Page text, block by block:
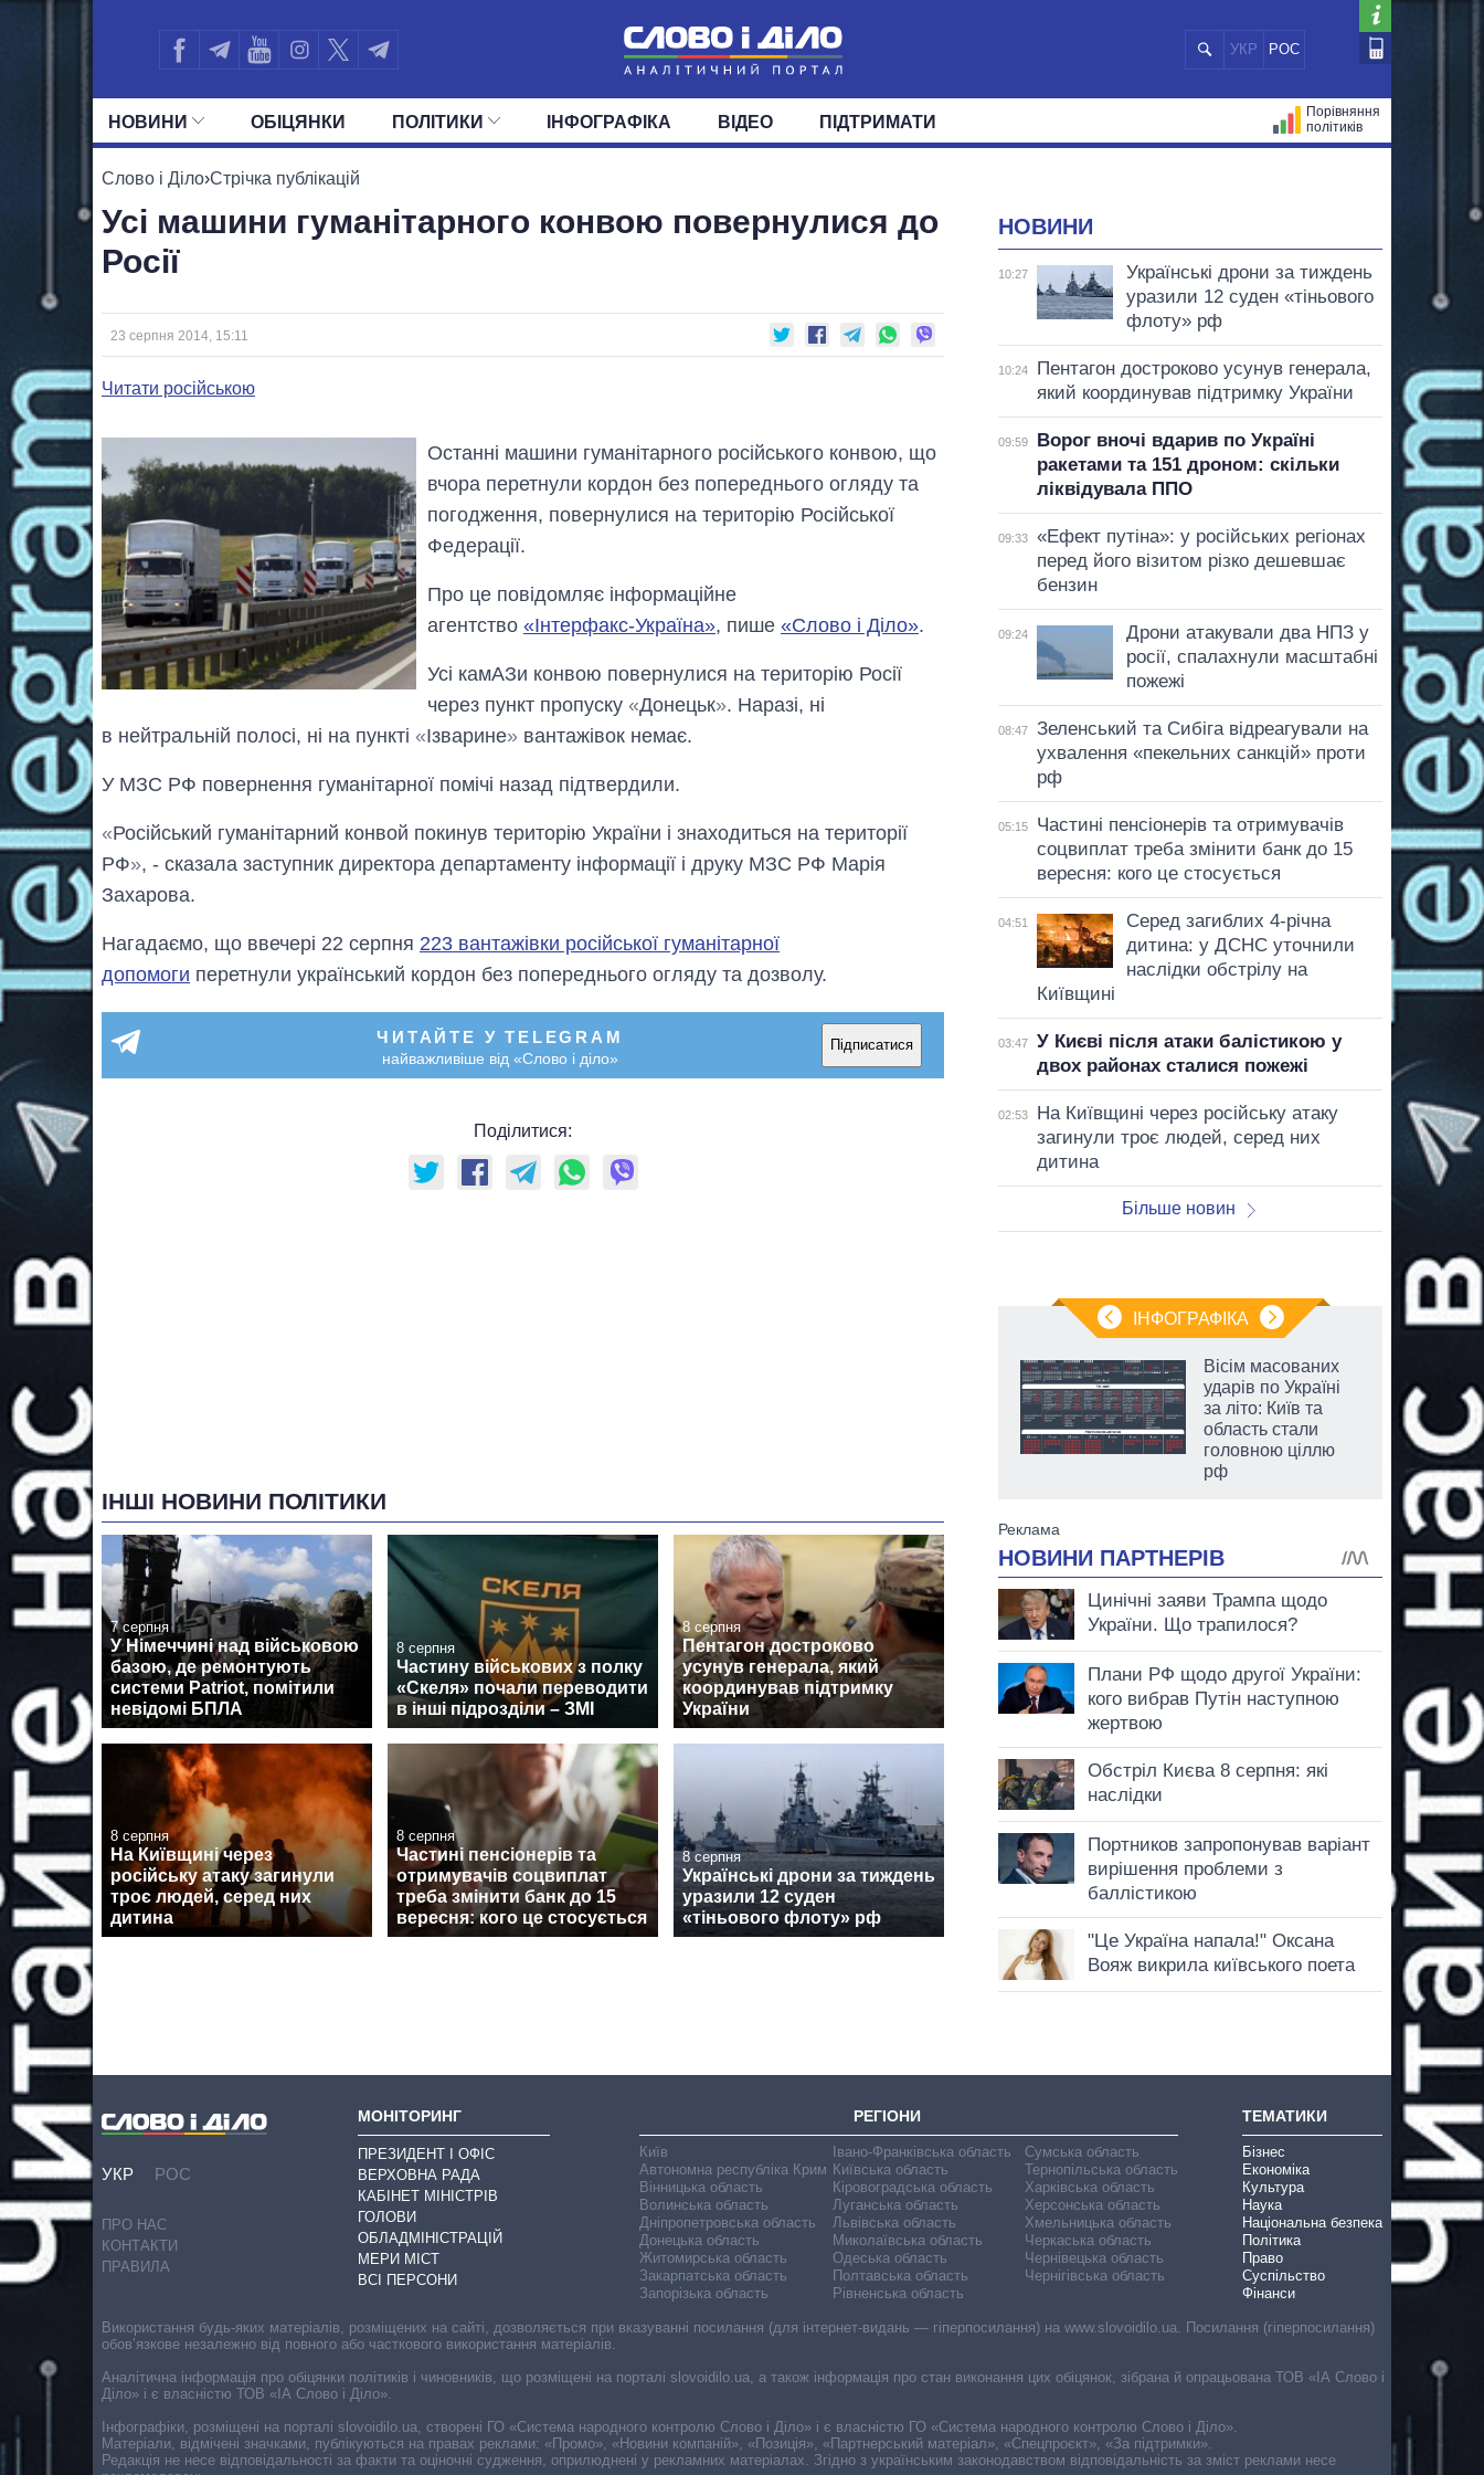
УКР РОС
НОВИНИ
ПОЛІТИКА ЕКОНОМІКА СУСПІЛЬСТВО СВІТ
ОБIЦЯНКИ ПОЛIТИКИ
УСІ ПОЛІТИКИ
ДЕПУТАТИ КОМІТЕТИ ФРАКЦІЇ ОКРУГИ
ІНФОГРАФІКА ВІДЕО ПІДТРИМАТИ
Порівняння
політиків
Слово і Діло›Стрічка публікацій
Усі машини гуманітарного конвою повернулися до
Росії
23 серпня 2014, 15:11
Читати російською
Останні машини гуманітарного російського конвою, що
вчора перетнули кордон без попереднього огляду та
погодження, повернулися на територію Російської
Федерації.
Про це повідомляє інформаційне
агентство «Інтерфакс-Україна», пише «Слово і Діло».
Усі камАЗи конвою повернулися на територію Росії
через пункт пропуску «Донецьк». Наразі, ні
в нейтральній полосі, ні на пункті «Ізварине» вантажівок немає.
У МЗС РФ повернення гуманітарної помічі назад підтвердили.
«Російський гуманітарний конвой покинув територію України і знаходиться на території
РФ», - сказала заступник директора департаменту інформації і друку МЗС РФ Марія
Захарова.
Нагадаємо, що ввечері 22 серпня 223 вантажівки російської гуманітарної
допомоги перетнули український кордон без попереднього огляду та дозволу.
ЧИТАЙТЕ У TELEGRAM
найважливіше від «Слово і діло»
Підписатися
Поділитися:
ІНШІ НОВИНИ ПОЛІТИКИ
7 серпня
У Німеччині над військовою
базою, де ремонтують
системи Patriot, помітили
невідомі БПЛА
8 серпня
Частину військових з полку
«Скеля» почали переводити
в інші підрозділи – ЗМІ
8 серпня
Пентагон достроково
усунув генерала, який
координував підтримку
України
8 серпня
На Київщині через
російську атаку загинули
троє людей, серед них
дитина
8 серпня
Частині пенсіонерів та
отримувачів соцвиплат
треба змінити банк до 15
вересня: кого це стосується
8 серпня
Українські дрони за тиждень
уразили 12 суден
«тіньового флоту» рф
НОВИНИ
10:27
Українські дрони за тиждень
уразили 12 суден «тіньового
флоту» рф
10:24
Пентагон достроково усунув генерала,
який координував підтримку України
09:59
Ворог вночі вдарив по Україні
ракетами та 151 дроном: скільки
ліквідувала ППО
09:33
«Ефект путіна»: у російських регіонах
перед його візитом різко дешевшає
бензин
09:24
Дрони атакували два НПЗ у
росії, спалахнули масштабні
пожежі
08:47
Зеленський та Сибіга відреагували на
ухвалення «пекельних санкцій» проти
рф
05:15
Частині пенсіонерів та отримувачів
соцвиплат треба змінити банк до 15
вересня: кого це стосується
04:51
Серед загиблих 4-річна
дитина: у ДСНС уточнили
наслідки обстрілу на
Київщині
03:47
У Києві після атаки балістикою у
двох районах сталися пожежі
02:53
На Київщині через російську атаку
загинули троє людей, серед них
дитина
Більше новин
ІНФОГРАФІКА
Вісім масованих
ударів по Україні
за літо: Київ та
область стали
головною ціллю
рф
УКР РОС
ПРО НАС
КОНТАКТИ
ПРАВИЛА
МОНІТОРИНГ
ПРЕЗИДЕНТ І ОФІС
ВЕРХОВНА РАДА
КАБІНЕТ МІНІСТРІВ
ГОЛОВИ
ОБЛАДМІНІСТРАЦІЙ
МЕРИ МІСТ
ВСІ ПЕРСОНИ
РЕГІОНИ
Київ
Автономна республіка Крим
Вінницька область
Волинська область
Дніпропетровська область
Донецька область
Житомирська область
Закарпатська область
Запорізька область
Івано-Франківська область
Київська область
Кіровоградська область
Луганська область
Львівська область
Миколаївська область
Одеська область
Полтавська область
Рівненська область
Сумська область
Тернопільська область
Харківська область
Херсонська область
Хмельницька область
Черкаська область
Чернівецька область
Чернігівська область
ТЕМАТИКИ
Бізнес
Економіка
Культура
Наука
Національна безпека
Політика
Право
Суспільство
Фінанси
Використання будь-яких матеріалів, розміщених на сайті, дозволяється при вказуванні посилання (для інтернет-видань — гіперпосилання) на www.slovoidilo.ua. Посилання (гіперпосилання)
обов’язкове незалежно від повного або часткового використання матеріалів.
Аналітична інформація про обіцянки політиків і чиновників, що розміщені на порталі slovoidilo.ua, а також інформація про стан виконання цих обіцянок, зібрана й опрацьована ТОВ «ІА Слово і
Діло» і є власністю ТОВ «ІА Слово і Діло».
Інфографіки, розміщені на порталі slovoidilo.ua, створені ГО «Система народного контролю Слово і Діло» і є власністю ГО «Система народного контролю Слово і Діло».
Матеріали, відмічені значками, публікуються на правах реклами: «Промо», «Новини компаній», «Позиція», «Партнерський матеріал», «Спецпроєкт», «За підтримки».
Редакція не несе відповідальності за факти та оціночні судження, оприлюднені у рекламних матеріалах. Згідно з українським законодавством відповідальність за зміст реклами несе